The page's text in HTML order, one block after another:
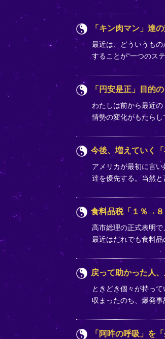
「キン肉マン」達
最近は、どういうも
することが“一つのス
「円安是正」目的
わたしは前から最近
情勢の変化がもたら
今後、増えていく
アメリカが最初に言
達を優先する。当然
食料品税「１％→８
高市総理の正式表明
最近はだれでも食料品
戻って助かった人
ときどき個々が持っ
収まったのち、爆発
「阿吽の呼吸」を